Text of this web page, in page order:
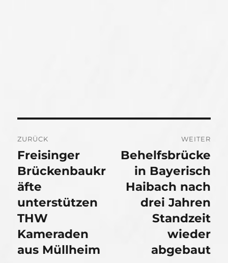
ZURÜCK
Vorheriger
Beitrag:
Freisinger
Brückenbaukr
äfte
unterstützen
THW
Kameraden
aus Müllheim
WEITER
Nächster
Beitrag:
Behelfsbrücke
in Bayerisch
Haibach nach
drei Jahren
Standzeit
wieder
abgebaut